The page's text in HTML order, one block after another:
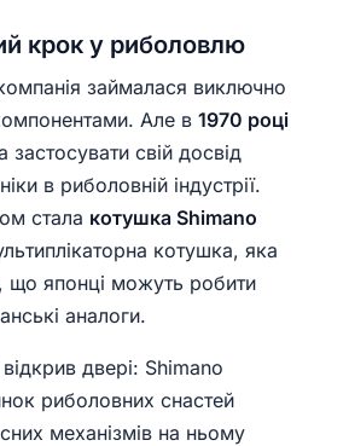
крок у риболовлю
займалася виключно
Але в 1970 році
застосувати свій досвід
в риболовній індустрії.
стала котушка Shimano
котушка, яка
що японці можуть робити
аналоги.
двері: Shimano
риболовних снастей
механізмів на ньому